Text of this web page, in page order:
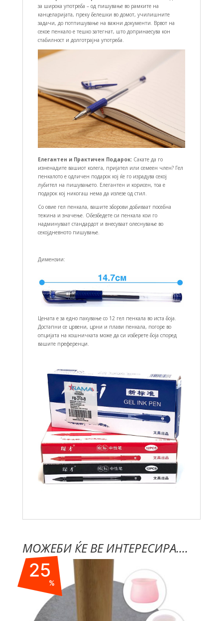
за широка употреба – од пишување во рамките на
канцеларијата, преку белешки во домот, училишните
задачи, до потпишување на важни документи. Врвот на
секое пенкало е тешко затегнат, што допринаесува кон
стабилност и долготрајна употреба.
Елегантен и Практичен Подарок:Сакате да го
изненадите вашиот колега, пријател или семеен член? Гел
пенкалото е одличен подарок кој ќе го израдува секој
лубител на пишувањето. Елегантен и корисен, тоа е
подарок кој никогаш нема да излезе од стил.
Со овие гел пенкала, вашите зборови добиваат посебна
тежина и значење. Обезбедете си пенкала кои го
надминуваат стандардот и внесуваат олеснување во
секојдневното пишување.
Димензии:
Цената е за едно пакување со 12 гел пенкала во иста боја.
Достапни се црвени, црни и плави пенкала, погоре во
опцијата на кошничката може да си изберете боја според
вашите преференци.
МОЖЕБИ ЌЕ ВЕ ИНТЕРЕСИРА....
25
%